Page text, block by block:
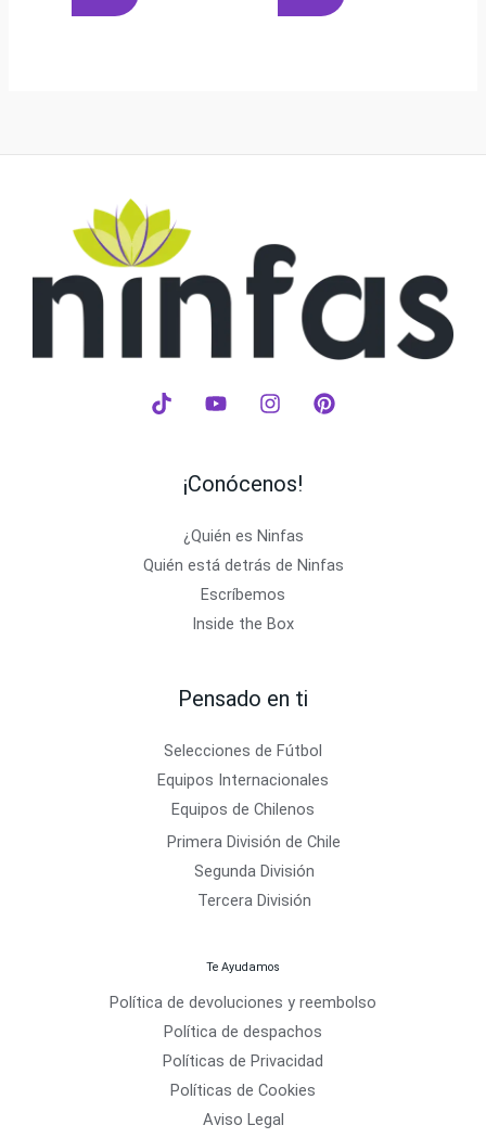
¡Conócenos!
¿Quién es Ninfas
Quién está detrás de Ninfas
Escríbemos
Inside the Box
Pensado en ti
Selecciones de Fútbol
Equipos Internacionales
Equipos de Chilenos
Primera División de Chile
Segunda División
Tercera División
Te Ayudamos
Política de devoluciones y reembolso
Política de despachos
Políticas de Privacidad
Políticas de Cookies
Aviso Legal